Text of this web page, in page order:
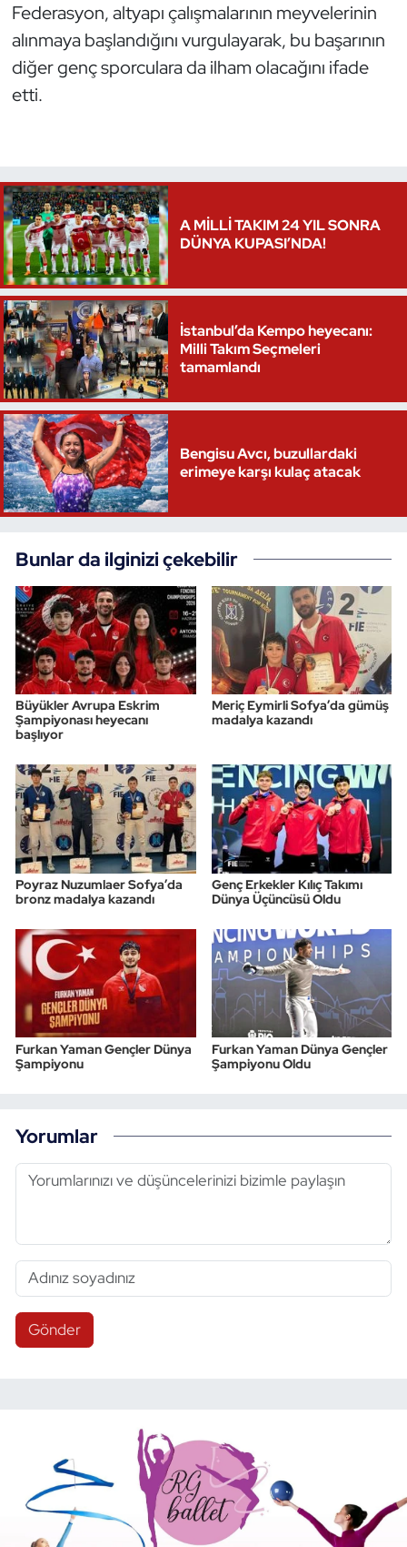
Federasyon, altyapı çalışmalarının meyvelerinin
alınmaya başlandığını vurgulayarak, bu başarının
diğer genç sporculara da ilham olacağını ifade
etti.
A MİLLİ TAKIM 24 YIL SONRA
DÜNYA KUPASI’NDA!
İstanbul’da Kempo heyecanı:
Milli Takım Seçmeleri
tamamlandı
Bengisu Avcı, buzullardaki
erimeye karşı kulaç atacak
Bunlar da ilginizi çekebilir
Büyükler Avrupa Eskrim
Şampiyonası heyecanı
başlıyor
Meriç Eymirli Sofya’da gümüş
madalya kazandı
Poyraz Nuzumlaer Sofya’da
bronz madalya kazandı
Genç Erkekler Kılıç Takımı
Dünya Üçüncüsü Oldu
Furkan Yaman Gençler Dünya
Şampiyonu
Furkan Yaman Dünya Gençler
Şampiyonu Oldu
Yorumlar
Gönder
Oryantiring
Özel Sporcular
Satranç
Su Topu
Sualtı Sporları
Tekvando
Tenis
Triatlon
Voleybol
Wushu Kungfu
Yelken
Yüzme